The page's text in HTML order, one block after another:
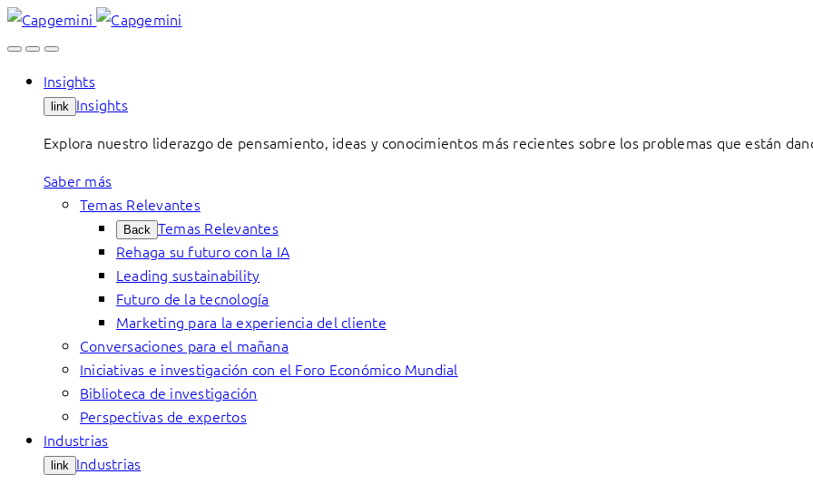
Skip
to
Insights
link Insights
Explora nuestro liderazgo de pensamiento, ideas y conocimientos más recientes sobre los problemas que están
Saber más
Temas Relevantes
Back Temas Relevantes
Rehaga su futuro con la IA
Leading sustainability
Futuro de la tecnología
Marketing para la experiencia del cliente
Conversaciones para el mañana
Iniciativas e investigación con el Foro Económico Mundial
Biblioteca de investigación
Perspectivas de expertos
Industrias
link Industrias